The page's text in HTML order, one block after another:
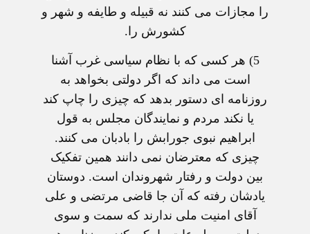
را مجازات می کنند نه قبیله و طایفه و شهر و
کشورش را.
5) هر کسی که با نظام سیاسی غرب آشنا
است می داند که اگر دولتی بخواهد به
روزنامه ای دستور بدهد که چیزی را چاپ کند
یا نکند مردم و نمایندگان مجلس به قول
ابراهیم نبوی جورابش را بادبان می کنند.
چیزی که معترضان نمی دانند همین تفکیک
بین دولت و رفتار شهروندان است. دوستان
یادشان رفته که آن جا قاضی مرتضی و علی
آقای امنیت ملی ندارند که سمت و سوی